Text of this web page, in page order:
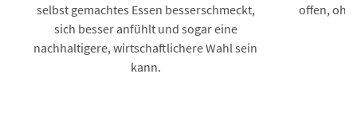
selbst gemachtes Essen besserschmeckt,
sich besser anfühlt und sogar eine
nachhaltigere, wirtschaftlichere Wahl sein
kann.
offen,